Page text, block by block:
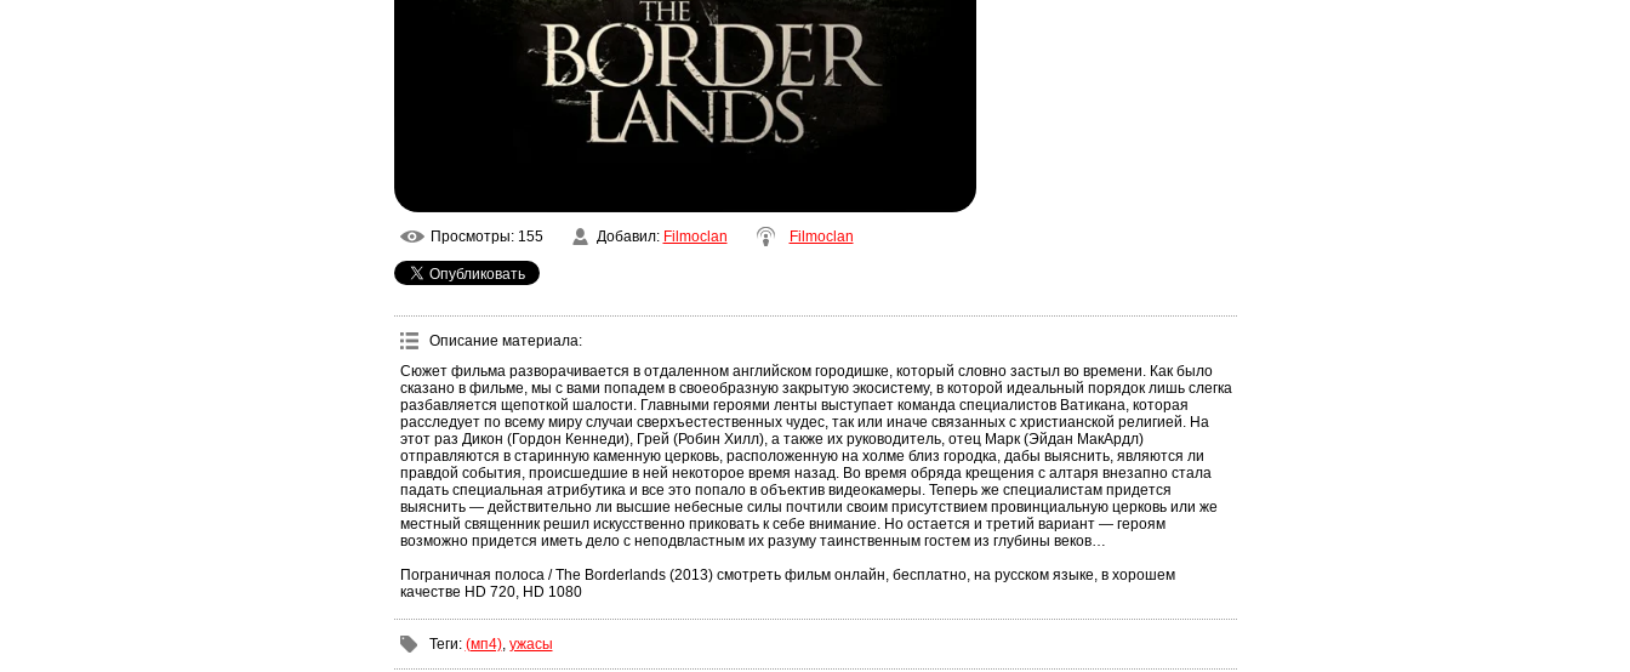
Просмотры: 155 Добавил: Filmoclan Filmoclan
Описание материала:
Cюжет фильма разворачивается в отдаленном английском городишке, который словно застыл во времени. Как было
сказано в фильме, мы с вами попадем в своеобразную закрытую экосистему, в которой идеальный порядок лишь слегка
разбавляется щепоткой шалости. Главными героями ленты выступает команда специалистов Ватикана, которая
расследует по всему миру случаи сверхъестественных чудес, так или иначе связанных с христианской религией. На
этот раз Дикон (Гордон Кеннеди), Грей (Робин Хилл), а также их руководитель, отец Марк (Эйдан МакАрдл)
отправляются в старинную каменную церковь, расположенную на холме близ городка, дабы выяснить, являются ли
правдой события, происшедшие в ней некоторое время назад. Во время обряда крещения с алтаря внезапно стала
падать специальная атрибутика и все это попало в объектив видеокамеры. Теперь же специалистам придется
выяснить — действительно ли высшие небесные силы почтили своим присутствием провинциальную церковь или же
местный священник решил искусственно приковать к себе внимание. Но остается и третий вариант — героям
возможно придется иметь дело с неподвластным их разуму таинственным гостем из глубины веков…
Пограничная полоса / The Borderlands (2013) смотреть фильм онлайн, бесплатно, на русском языке, в хорошем
качестве HD 720, HD 1080
Теги: (мп4), ужасы